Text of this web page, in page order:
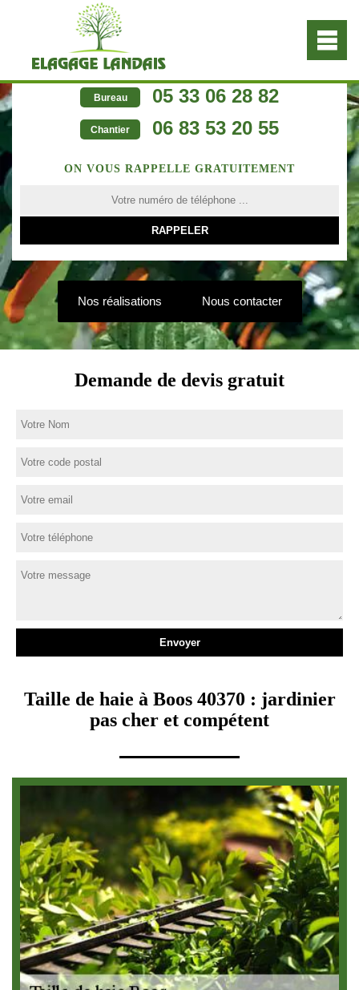
Bureau 05 33 06 28 82
Chantier 06 83 53 20 55
ON VOUS RAPPELLE GRATUITEMENT
Nos réalisations Nous contacter
Demande de devis gratuit
Taille de haie à Boos 40370 : jardinier
pas cher et compétent